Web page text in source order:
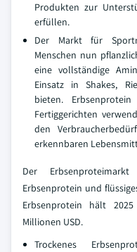
Produkten zur
erfüllen.
Der Markt für
Menschen nun
eine vollständige
Einsatz in Shakes,
bieten.
Fertiggerichten
den
erkennbaren
Der
Erbsenprotein und
Erbsenprotein hält
Millionen USD.
Trockenes